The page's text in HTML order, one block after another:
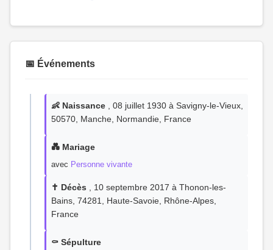
📅 Événements
👶 Naissance , 08 juillet 1930 à Savigny-le-Vieux,
50570, Manche, Normandie, France
💑 Mariage
avec Personne vivante
✝️ Décès , 10 septembre 2017 à Thonon-les-
Bains, 74281, Haute-Savoie, Rhône-Alpes,
France
⚰️ Sépulture